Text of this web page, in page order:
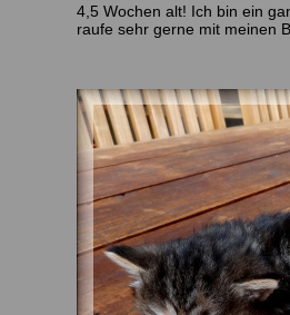
4,5 Wochen alt! Ich bin ein
raufe sehr gerne mit meinen